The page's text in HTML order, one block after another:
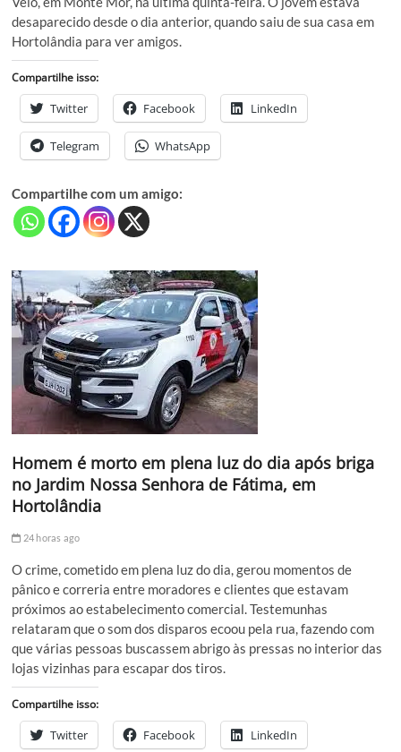
desaparecido desde o dia anterior, quando saiu de sua casa em
Hortolândia para ver amigos.
Compartilhe isso:
Twitter Facebook LinkedIn
Telegram WhatsApp
Compartilhe com um amigo:
Homem é morto em plena luz do dia após briga
no Jardim Nossa Senhora de Fátima, em
Hortolândia
24 horas ago
O crime, cometido em plena luz do dia, gerou momentos de
pânico e correria entre moradores e clientes que estavam
próximos ao estabelecimento comercial. Testemunhas
relataram que o som dos disparos ecoou pela rua, fazendo com
que várias pessoas buscassem abrigo às pressas no interior das
lojas vizinhas para escapar dos tiros.
Compartilhe isso:
Twitter Facebook LinkedIn